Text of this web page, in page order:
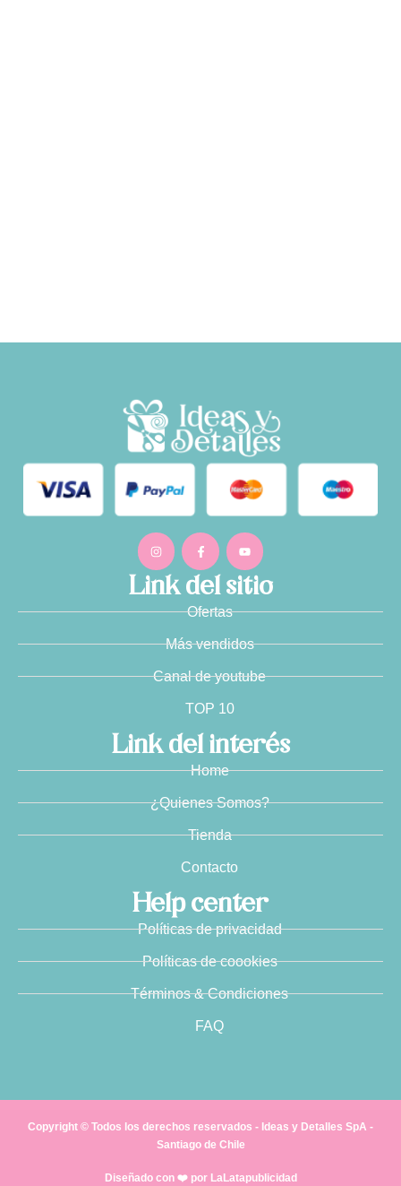
Link del sitio
Ofertas
Más vendidos
Canal de youtube
TOP 10
Link del interés
Home
¿Quienes Somos?
Tienda
Contacto
Help center
Políticas de privacidad
Políticas de coookies
Términos & Condiciones
FAQ
Copyright © Todos los derechos reservados - Ideas y Detalles SpA -
Santiago de Chile
Diseñado con ❤️ por LaLatapublicidad